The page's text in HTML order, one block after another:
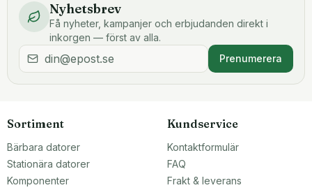
Nyhetsbrev
Få nyheter, kampanjer och erbjudanden direkt i
inkorgen — först av alla.
Prenumerera
Sortiment
Bärbara datorer
Stationära datorer
Komponenter
Kundservice
Kontaktformulär
FAQ
Frakt & leverans